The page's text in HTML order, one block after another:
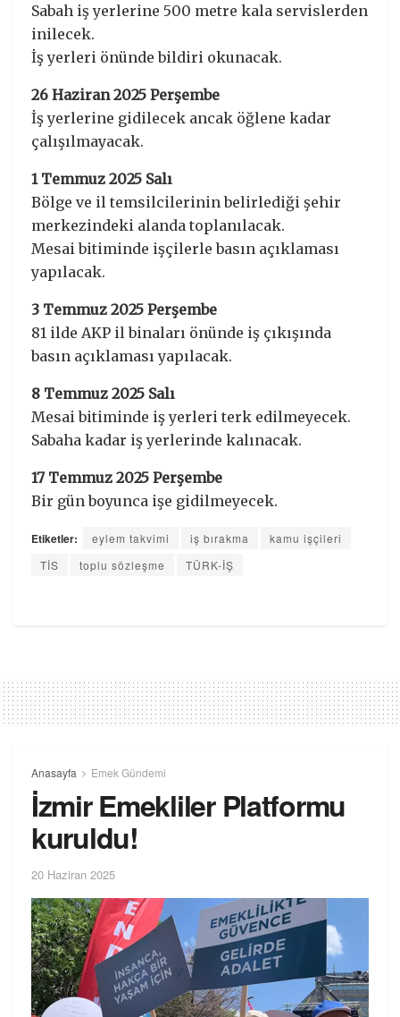
Sabah iş yerlerine 500 metre kala servislerden
inilecek.
İş yerleri önünde bildiri okunacak.
26 Haziran 2025 Perşembe
İş yerlerine gidilecek ancak öğlene kadar
çalışılmayacak.
1 Temmuz 2025 Salı
Bölge ve il temsilcilerinin belirlediği şehir
merkezindeki alanda toplanılacak.
Mesai bitiminde işçilerle basın açıklaması
yapılacak.
3 Temmuz 2025 Perşembe
81 ilde AKP il binaları önünde iş çıkışında
basın açıklaması yapılacak.
8 Temmuz 2025 Salı
Mesai bitiminde iş yerleri terk edilmeyecek.
Sabaha kadar iş yerlerinde kalınacak.
17 Temmuz 2025 Perşembe
Bir gün boyunca işe gidilmeyecek.
Etiketler: eylem takvimi iş bırakma
kamu işçileri
TİS
toplu sözleşme TÜRK-İŞ
Anasayfa Emek Gündemi
İzmir Emekliler Platformu
kuruldu!
20 Haziran 2025